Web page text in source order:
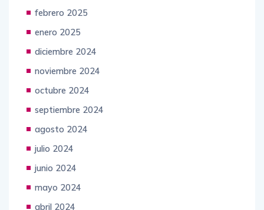
febrero 2025
enero 2025
diciembre 2024
noviembre 2024
octubre 2024
septiembre 2024
agosto 2024
julio 2024
junio 2024
mayo 2024
abril 2024